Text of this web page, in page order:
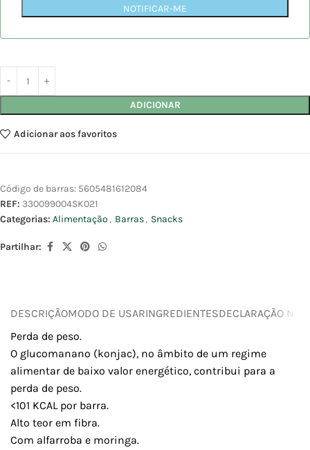
NOTIFICAR-ME
ADICIONAR
Adicionar aos favoritos
Código de barras: 5605481612084
REF: 330099004SK021
Categorias: Alimentação , Barras, Snacks
Partilhar:
DESCRIÇÃOMODO DE USARINGREDIENTESDECLARAÇÃO
Perda de peso.
O glucomanano (konjac), no âmbito de um regime
alimentar de baixo valor energético, contribui para a
perda de peso.
<101 KCAL por barra.
Alto teor em fibra.
Com alfarroba e moringa.